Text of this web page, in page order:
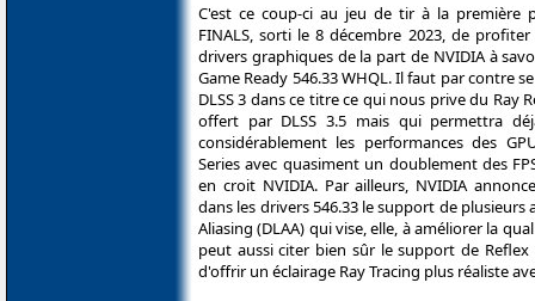
C'est ce coup-ci au jeu de tir à la première
FINALS, sorti le 8 décembre 2023, de
drivers graphiques de la part de NVIDIA à
Game Ready 546.33 WHQL. Il faut par contre
DLSS 3 dans ce titre ce qui nous prive du Ray
offert par DLSS 3.5 mais qui permettra
considérablement les performances des
Series avec quasiment un doublement des
en croit NVIDIA. Par ailleurs, NVIDIA
dans les drivers 546.33 le support de
Aliasing (DLAA) qui vise, elle, à améliorer la
peut aussi citer bien sûr le support de Reflex
d'offrir un éclairage Ray Tracing plus réaliste